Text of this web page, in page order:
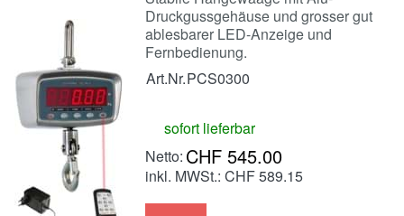
Druckgussgehäuse und grosser gut
ablesbarer LED-Anzeige und
Fernbedienung.
Art.Nr.PCS0300
sofort lieferbar
CHF 545.00
inkl. MWSt.: CHF 589.15